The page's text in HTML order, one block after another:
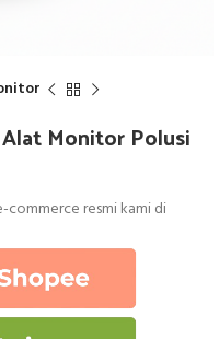
Monitor Polusi
resmi kami di